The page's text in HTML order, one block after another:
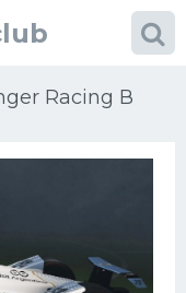
Racing В